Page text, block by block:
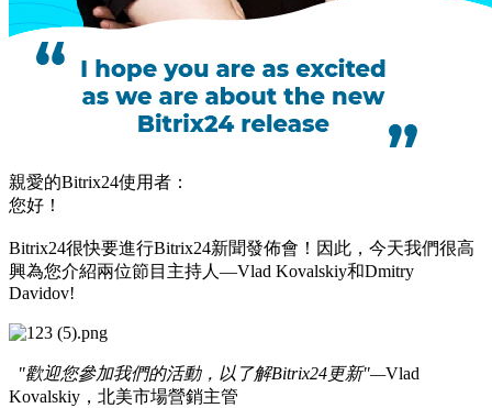
親愛的Bitrix24使用者：
您好！
Bitrix24很快要進行Bitrix24新聞發佈會！因此，今天我們很高
興為您介紹兩位節目主持人—Vlad Kovalskiy和Dmitry
Davidov!
"歡迎您參加我們的活動，以了解Bitrix24更新"—Vlad
Kovalskiy，北美市場營銷主管